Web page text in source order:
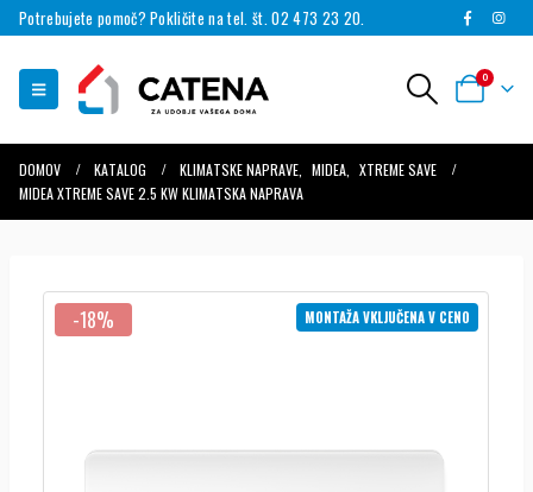
Potrebujete pomoč? Pokličite na tel. št. 02 473 23 20.
0
DOMOV KATALOG KLIMATSKE NAPRAVE MIDEA
XTREME SAVE
MIDEA XTREME SAVE 2.5 KW KLIMATSKA NAPRAVA
-18% MONTAŽA VKLJUČENA V CENO